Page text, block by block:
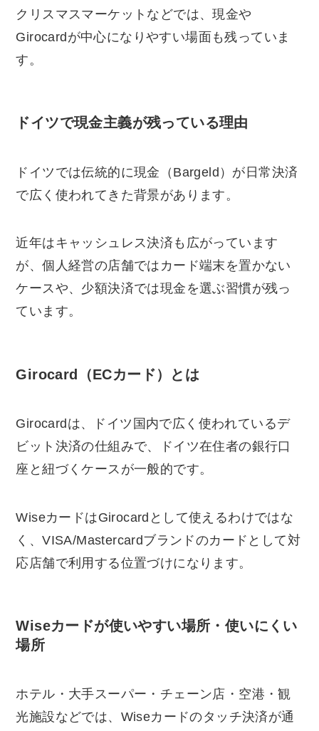
クリスマスマーケットなどでは、現金や
Girocardが中心になりやすい場面も残っていま
す。
ドイツで現金主義が残っている理由
ドイツでは伝統的に現金（Bargeld）が日常決済
で広く使われてきた背景があります。
近年はキャッシュレス決済も広がっています
が、個人経営の店舗ではカード端末を置かない
ケースや、少額決済では現金を選ぶ習慣が残っ
ています。
Girocard（ECカード）とは
Girocardは、ドイツ国内で広く使われているデ
ビット決済の仕組みで、ドイツ在住者の銀行口
座と紐づくケースが一般的です。
WiseカードはGirocardとして使えるわけではな
く、VISA/Mastercardブランドのカードとして対
応店舗で利用する位置づけになります。
Wiseカードが使いやすい場所・使いにくい
場所
ホテル・大手スーパー・チェーン店・空港・観
光施設などでは、Wiseカードのタッチ決済が通